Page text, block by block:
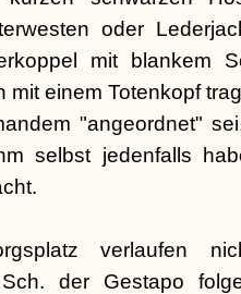
oder
mit blankem
mit einem Totenkopf
"angeordnet"
selbst jedenfalls
verlaufen
der Gestapo